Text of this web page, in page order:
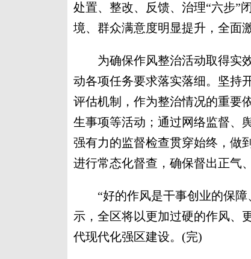
处置、整改、反馈、治理“六步”
境、群众满意度明显提升，全面
为确保作风整治活动取得实效
动各项任务要求落实落细。坚持
评估机制，作为整治情况的重要
生事项等活动；通过网络监督、
强有力的监督检查贯穿始终，做
进行常态化督查，确保督出正气
“好的作风是干事创业的保障
示，全区将以更加过硬的作风、
代现代化强区建设。(完)